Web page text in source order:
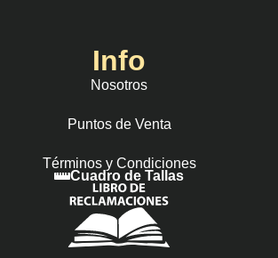
Info
Nosotros
Puntos de Venta
Términos y Condiciones
Cuadro de Tallas